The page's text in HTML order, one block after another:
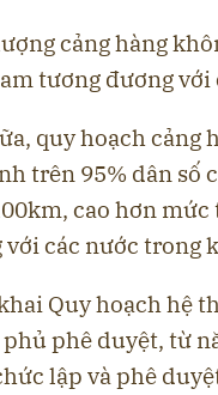
cảng hàng
tương đương
quy hoạch cảng
trên 95% dân số
cao hơn
với các nước trong
Quy hoạch hệ
phê duyệt, từ
lập và phê